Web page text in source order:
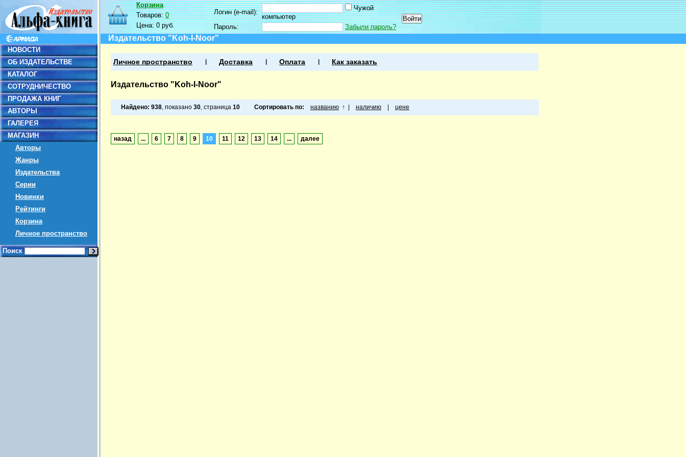
НОВОСТИ
ОБ ИЗДАТЕЛЬСТВЕ
КАТАЛОГ
СОТРУДНИЧЕСТВО
ПРОДАЖА КНИГ
АВТОРЫ
ГАЛЕРЕЯ
МАГАЗИН
Авторы
Жанры
Издательства
Серии
Новинки
Рейтинги
Корзина
Личное пространство
Поиск
Корзина
Товаров:0
Цена:0 руб.
Логин (e-mail):
Чужой
компьютер
Пароль:
Забыли пароль?
Издательство "Koh-I-Noor"
Личное пространство Доставка Оплата Как заказать
Издательство "Koh-I-Noor"
Найдено: 938, показано 30, страница 10 Сортировать по: названию ↑ наличию цене
назад ... 6 7 8 9 10 11 12 13 14 ... далее